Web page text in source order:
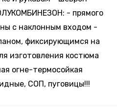
Склад:
Минск-
Склад:
Минск-
- +
Склад:
+
- прямого
с наклонным входом -
фиксирующимся на
изготовления костюма
огне-термосойкая
СОП, пуговицы!!!